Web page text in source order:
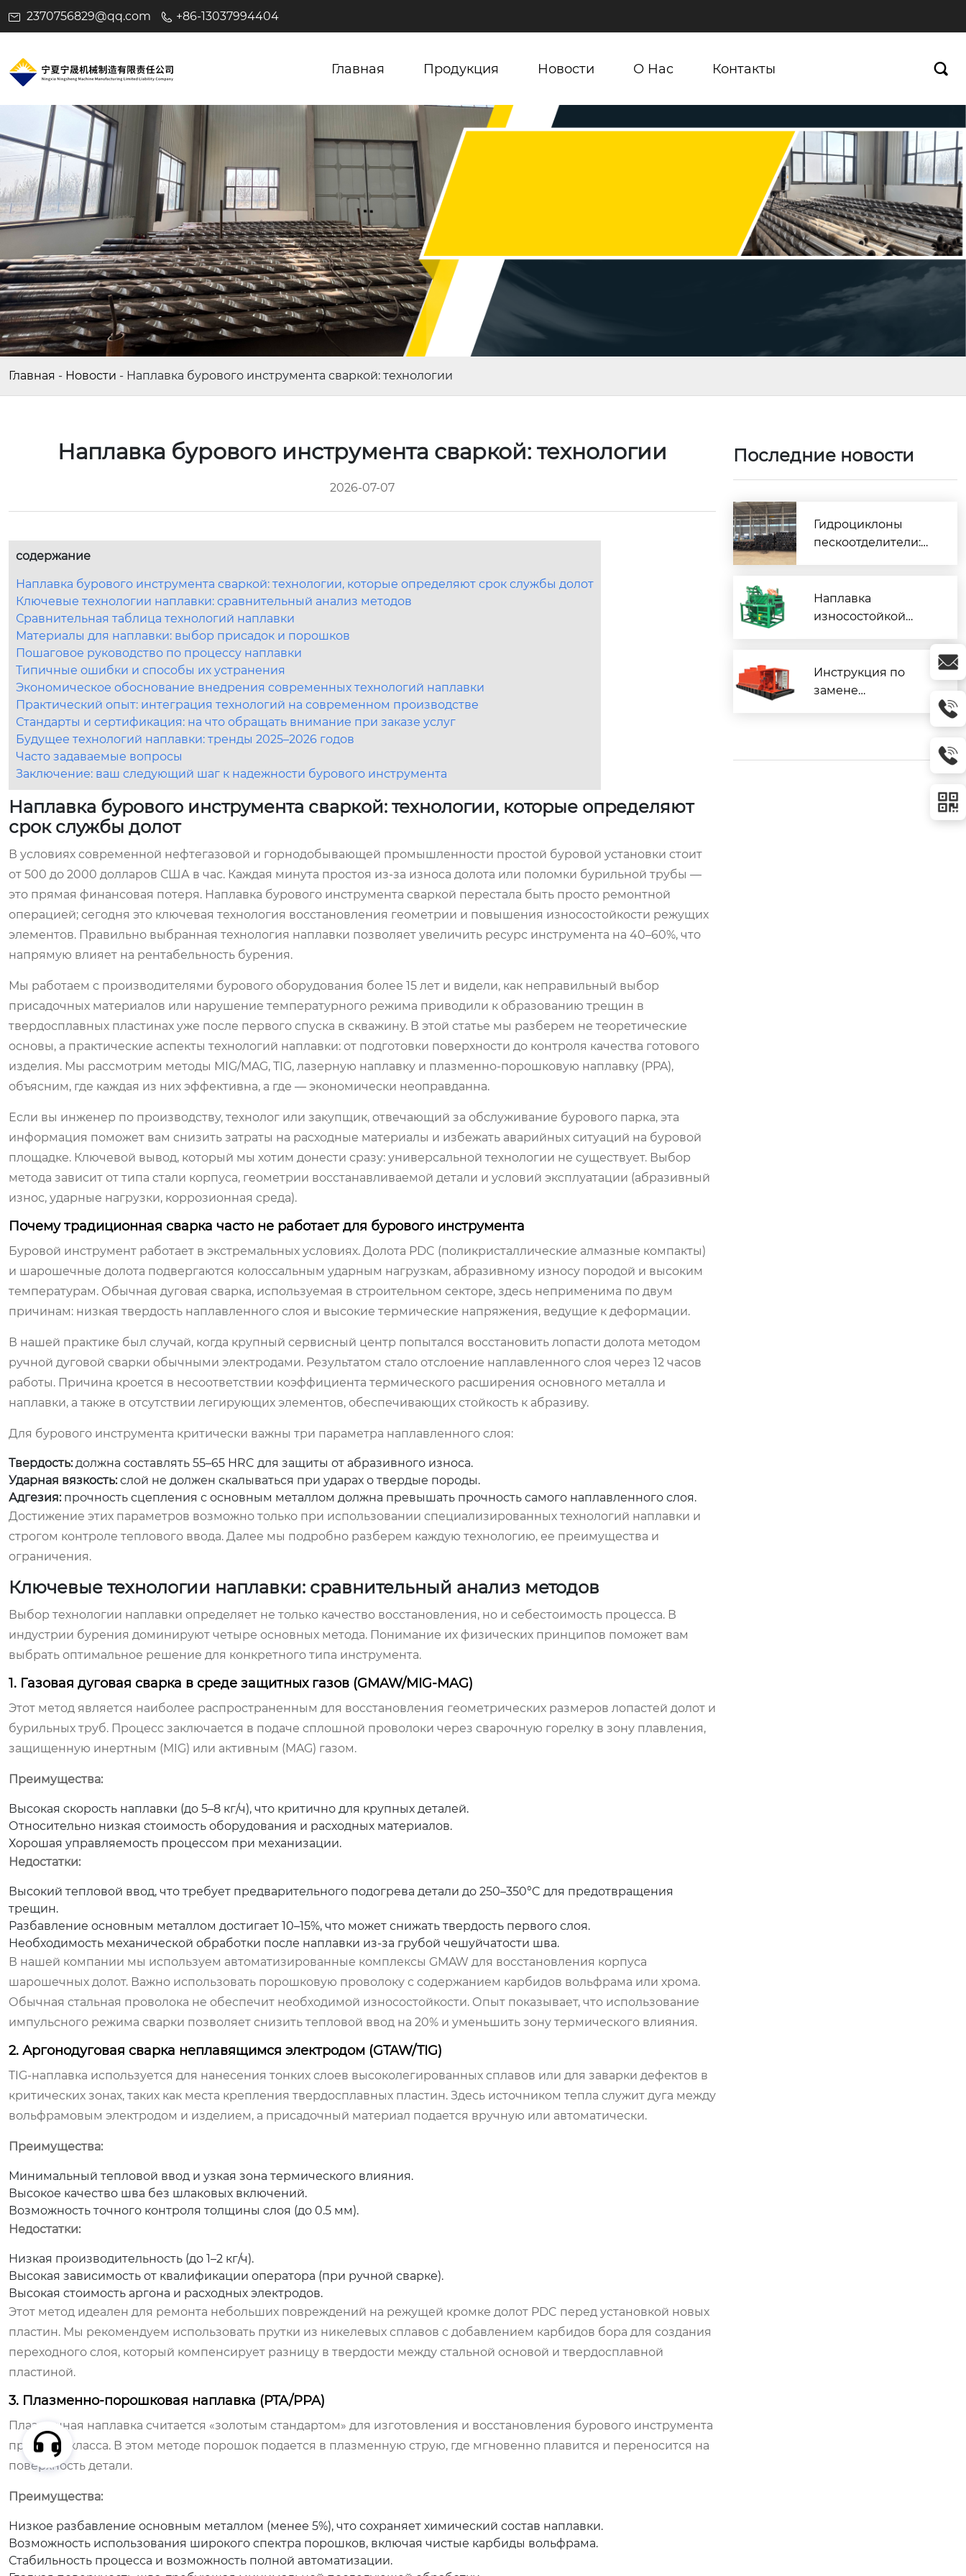
2370756829@qq.com +86-13037994404
Главная Продукция Новости О Нас Контакты 
Главная - Новости - Наплавка бурового инструмента сваркой: технологии
Наплавка бурового инструмента сваркой: технологии
2026-07-07
содержание
Наплавка бурового инструмента сваркой: технологии, которые определяют срок службы долот
Ключевые технологии наплавки: сравнительный анализ методов
Сравнительная таблица технологий наплавки
Материалы для наплавки: выбор присадок и порошков
Пошаговое руководство по процессу наплавки
Типичные ошибки и способы их устранения
Экономическое обоснование внедрения современных технологий наплавки
Практический опыт: интеграция технологий на современном производстве
Стандарты и сертификация: на что обращать внимание при заказе услуг
Будущее технологий наплавки: тренды 2025–2026 годов
Часто задаваемые вопросы
Заключение: ваш следующий шаг к надежности бурового инструмента
Наплавка бурового инструмента сваркой: технологии, которые определяют
срок службы долот
В условиях современной нефтегазовой и горнодобывающей промышленности простой буровой установки стоит
от 500 до 2000 долларов США в час. Каждая минута простоя из-за износа долота или поломки бурильной трубы —
это прямая финансовая потеря. Наплавка бурового инструмента сваркой перестала быть просто ремонтной
операцией; сегодня это ключевая технология восстановления геометрии и повышения износостойкости режущих
элементов. Правильно выбранная технология наплавки позволяет увеличить ресурс инструмента на 40–60%, что
напрямую влияет на рентабельность бурения.
Мы работаем с производителями бурового оборудования более 15 лет и видели, как неправильный выбор
присадочных материалов или нарушение температурного режима приводили к образованию трещин в
твердосплавных пластинах уже после первого спуска в скважину. В этой статье мы разберем не теоретические
основы, а практические аспекты технологий наплавки: от подготовки поверхности до контроля качества готового
изделия. Мы рассмотрим методы MIG/MAG, TIG, лазерную наплавку и плазменно-порошковую наплавку (PPA),
объясним, где каждая из них эффективна, а где — экономически неоправданна.
Если вы инженер по производству, технолог или закупщик, отвечающий за обслуживание бурового парка, эта
информация поможет вам снизить затраты на расходные материалы и избежать аварийных ситуаций на буровой
площадке. Ключевой вывод, который мы хотим донести сразу: универсальной технологии не существует. Выбор
метода зависит от типа стали корпуса, геометрии восстанавливаемой детали и условий эксплуатации (абразивный
износ, ударные нагрузки, коррозионная среда).
Почему традиционная сварка часто не работает для бурового инструмента
Буровой инструмент работает в экстремальных условиях. Долота PDC (поликристаллические алмазные компакты)
и шарошечные долота подвергаются колоссальным ударным нагрузкам, абразивному износу породой и высоким
температурам. Обычная дуговая сварка, используемая в строительном секторе, здесь неприменима по двум
причинам: низкая твердость наплавленного слоя и высокие термические напряжения, ведущие к деформации.
В нашей практике был случай, когда крупный сервисный центр попытался восстановить лопасти долота методом
ручной дуговой сварки обычными электродами. Результатом стало отслоение наплавленного слоя через 12 часов
работы. Причина кроется в несоответствии коэффициента термического расширения основного металла и
наплавки, а также в отсутствии легирующих элементов, обеспечивающих стойкость к абразиву.
Для бурового инструмента критически важны три параметра наплавленного слоя:
Твердость:должна составлять 55–65 HRC для защиты от абразивного износа.
Ударная вязкость:слой не должен скалываться при ударах о твердые породы.
Адгезия:прочность сцепления с основным металлом должна превышать прочность самого наплавленного слоя.
Достижение этих параметров возможно только при использовании специализированных технологий наплавки и
строгом контроле теплового ввода. Далее мы подробно разберем каждую технологию, ее преимущества и
ограничения.
Ключевые технологии наплавки: сравнительный анализ методов
Выбор технологии наплавки определяет не только качество восстановления, но и себестоимость процесса. В
индустрии бурения доминируют четыре основных метода. Понимание их физических принципов поможет вам
выбрать оптимальное решение для конкретного типа инструмента.
1. Газовая дуговая сварка в среде защитных газов (GMAW/MIG-MAG)
Этот метод является наиболее распространенным для восстановления геометрических размеров лопастей долот и
бурильных труб. Процесс заключается в подаче сплошной проволоки через сварочную горелку в зону плавления,
защищенную инертным (MIG) или активным (MAG) газом.
Преимущества:
Высокая скорость наплавки (до 5–8 кг/ч), что критично для крупных деталей.
Относительно низкая стоимость оборудования и расходных материалов.
Хорошая управляемость процессом при механизации.
Недостатки:
Высокий тепловой ввод, что требует предварительного подогрева детали до 250–350°C для предотвращения
трещин.
Разбавление основным металлом достигает 10–15%, что может снижать твердость первого слоя.
Необходимость механической обработки после наплавки из-за грубой чешуйчатости шва.
В нашей компании мы используем автоматизированные комплексы GMAW для восстановления корпуса
шарошечных долот. Важно использовать порошковую проволоку с содержанием карбидов вольфрама или хрома.
Обычная стальная проволока не обеспечит необходимой износостойкости. Опыт показывает, что использование
импульсного режима сварки позволяет снизить тепловой ввод на 20% и уменьшить зону термического влияния.
2. Аргонодуговая сварка неплавящимся электродом (GTAW/TIG)
TIG-наплавка используется для нанесения тонких слоев высоколегированных сплавов или для заварки дефектов в
критических зонах, таких как места крепления твердосплавных пластин. Здесь источником тепла служит дуга между
вольфрамовым электродом и изделием, а присадочный материал подается вручную или автоматически.
Преимущества:
Минимальный тепловой ввод и узкая зона термического влияния.
Высокое качество шва без шлаковых включений.
Возможность точного контроля толщины слоя (до 0.5 мм).
Недостатки:
Низкая производительность (до 1–2 кг/ч).
Высокая зависимость от квалификации оператора (при ручной сварке).
Высокая стоимость аргона и расходных электродов.
Этот метод идеален для ремонта небольших повреждений на режущей кромке долот PDC перед установкой новых
пластин. Мы рекомендуем использовать прутки из никелевых сплавов с добавлением карбидов бора для создания
переходного слоя, который компенсирует разницу в твердости между стальной основой и твердосплавной
пластиной.
3. Плазменно-порошковая наплавка (PTA/PPA)
Плазменная наплавка считается «золотым стандартом» для изготовления и восстановления бурового инструмента
премиум-класса. В этом методе порошок подается в плазменную струю, где мгновенно плавится и переносится на
поверхность детали.
Преимущества:
Низкое разбавление основным металлом (менее 5%), что сохраняет химический состав наплавки.
Возможность использования широкого спектра порошков, включая чистые карбиды вольфрама.
Стабильность процесса и возможность полной автоматизации.
Последние новости
Гидроциклоны
пескоотделители:
Наплавка
износостойкой
услуги завода
Инструкция по
замене
колонны